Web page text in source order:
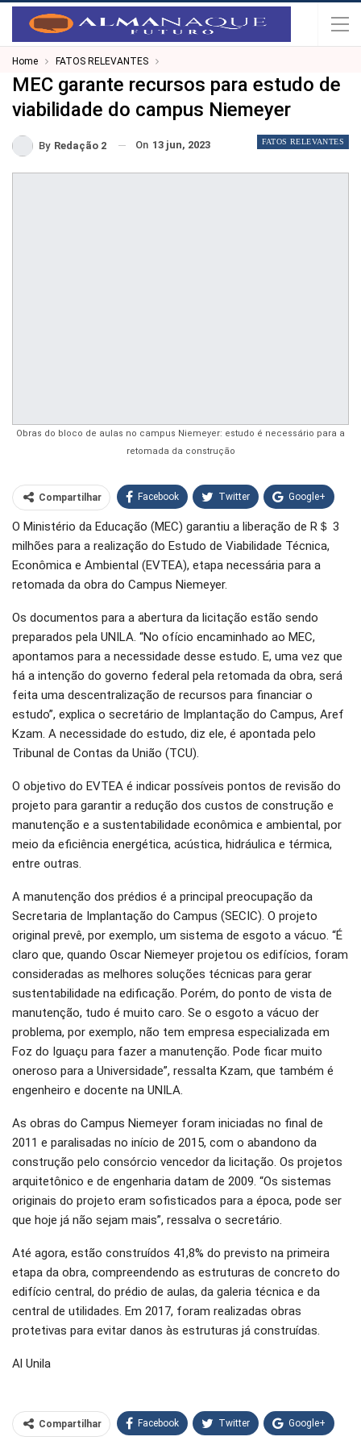
Home FATOS RELEVANTES
MEC garante recursos para estudo de
viabilidade do campus Niemeyer
FATOS RELEVANTES
By Redação 2 On 13 jun, 2023
Obras do bloco de aulas no campus Niemeyer: estudo é necessário para a
retomada da construção
Compartilhar Facebook Twitter Google+
WhatsApp Pinterest
O email
O Ministério da Educação (MEC) garantiu a liberação de R＄ 3
milhões para a realização do Estudo de Viabilidade Técnica,
Econômica e Ambiental (EVTEA), etapa necessária para a
retomada da obra do Campus Niemeyer.
Os documentos para a abertura da licitação estão sendo
preparados pela UNILA. “No ofício encaminhado ao MEC,
apontamos para a necessidade desse estudo. E, uma vez que
há a intenção do governo federal pela retomada da obra, será
feita uma descentralização de recursos para financiar o
estudo”, explica o secretário de Implantação do Campus, Aref
Kzam. A necessidade do estudo, diz ele, é apontada pelo
Tribunal de Contas da União (TCU).
O objetivo do EVTEA é indicar possíveis pontos de revisão do
projeto para garantir a redução dos custos de construção e
manutenção e a sustentabilidade econômica e ambiental, por
meio da eficiência energética, acústica, hidráulica e térmica,
entre outras.
A manutenção dos prédios é a principal preocupação da
Secretaria de Implantação do Campus (SECIC). O projeto
original prevê, por exemplo, um sistema de esgoto a vácuo. “É
claro que, quando Oscar Niemeyer projetou os edifícios, foram
consideradas as melhores soluções técnicas para gerar
sustentabilidade na edificação. Porém, do ponto de vista de
manutenção, tudo é muito caro. Se o esgoto a vácuo der
problema, por exemplo, não tem empresa especializada em
Foz do Iguaçu para fazer a manutenção. Pode ficar muito
oneroso para a Universidade”, ressalta Kzam, que também é
engenheiro e docente na UNILA.
As obras do Campus Niemeyer foram iniciadas no final de
2011 e paralisadas no início de 2015, com o abandono da
construção pelo consórcio vencedor da licitação. Os projetos
arquitetônico e de engenharia datam de 2009. “Os sistemas
originais do projeto eram sofisticados para a época, pode ser
que hoje já não sejam mais”, ressalva o secretário.
Até agora, estão construídos 41,8% do previsto na primeira
etapa da obra, compreendendo as estruturas de concreto do
edifício central, do prédio de aulas, da galeria técnica e da
central de utilidades. Em 2017, foram realizadas obras
protetivas para evitar danos às estruturas já construídas.
Al Unila
Compartilhar Facebook Twitter Google+